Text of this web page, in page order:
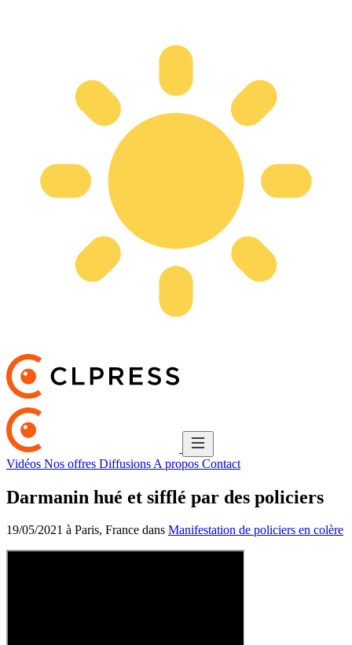
Vidéos Nos offres Diffusions A propos Contact
Darmanin hué et sifflé par des policiers
19/05/2021 à Paris, France dans Manifestation de policiers en colère